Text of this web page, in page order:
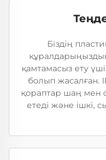
Біздің
қамтамасыз ету
болып жасалған.
қораптар шаң мен
етеді және ішкі,